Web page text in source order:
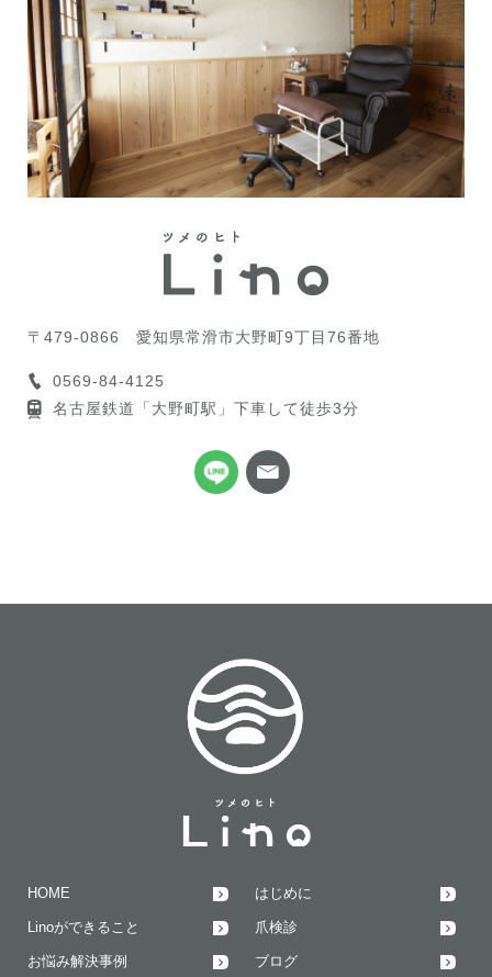
〒479-0866 愛知県常滑市大野町9丁目76番地
0569-84-4125
名古屋鉄道「大野町駅」下車して徒歩3分
HOME はじめに
Linoができること 爪検診
お悩み解決事例 ブログ